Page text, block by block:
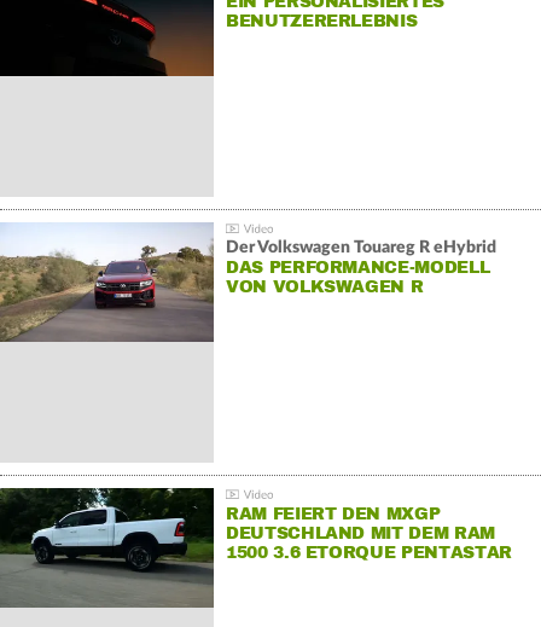
BENUTZERERLEBNIS
Der Volkswagen Touareg R eHybrid
DAS PERFORMANCE-MODELL
VON VOLKSWAGEN R
RAM FEIERT DEN MXGP
DEUTSCHLAND MIT DEM RAM
1500 3.6 ETORQUE PENTASTAR